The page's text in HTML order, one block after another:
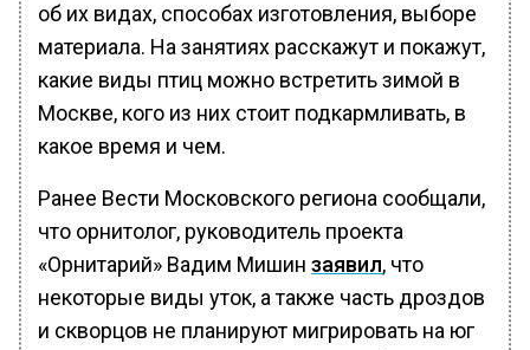
об их видах, способах изготовления, выборе
материала. На занятиях расскажут и покажут,
какие виды птиц можно встретить зимой в
Москве, кого из них стоит подкармливать, в
какое время и чем.
Ранее Вести Московского региона сообщали,
что орнитолог, руководитель проекта
«Орнитарий» Вадим Мишин заявил, что
некоторые виды уток, а также часть дроздов
и скворцов не планируют мигрировать на юг